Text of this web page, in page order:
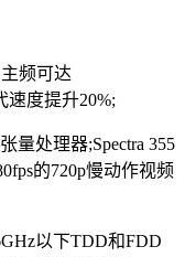
频可达
速度提升20%;
量处理器;Spectra 355
的720p慢动作视频
以下TDD和FDD